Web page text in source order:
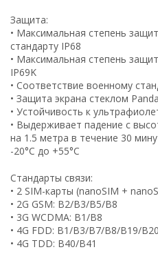
Защита:
• Максимальная степень
стандарту IP68
• Максимальная степень
IP69K
• Соответствие военному
• Защита экрана стеклом
• Устойчивость к
• Выдерживает падение с
на 1.5 метра в течение 30
-20°C до +55°C
Стандарты связи:
• 2 SIM-карты (nanoSIM +
• 2G GSM: B2/B3/B5/B8
• 3G WCDMA: B1/B8
• 4G FDD: B1/B3/B7/B8/B19/
• 4G TDD: B40/B41